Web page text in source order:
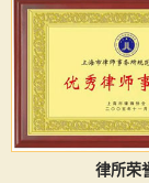
律所荣